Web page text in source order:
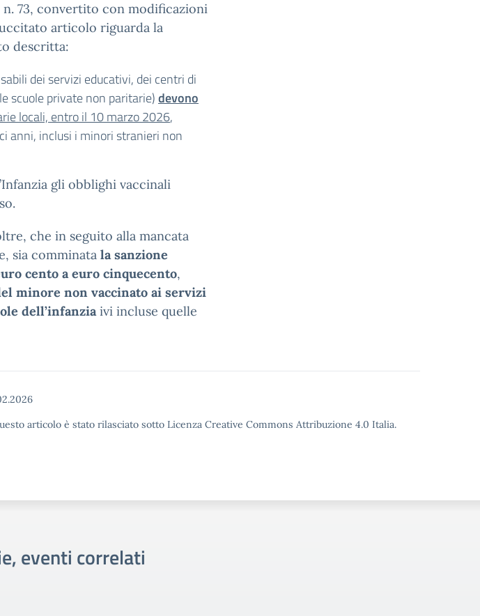
n. 73, convertito con modificazioni
articolo riguarda la
descritta:
dei servizi educativi, dei centri di
scuole private non paritarie)devono
locali, entro il 10 marzo 2026,
anni, inclusi i minori stranieri non
gli obblighi vaccinali
che in seguito alla mancata
sia comminata la sanzione
cento a euro cinquecento,
minore non vaccinato ai servizi
dell’infanziaivi incluse quelle
articolo è stato rilasciato sotto Licenza Creative Commons Attribuzione 4.0 Italia.
eventi correlati